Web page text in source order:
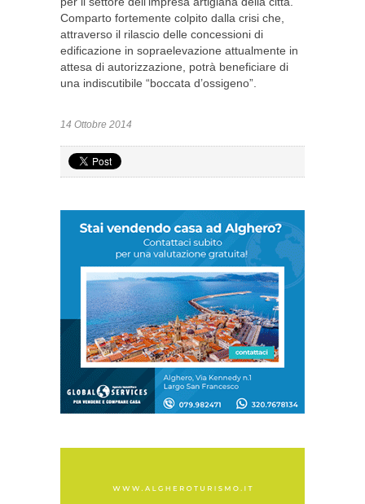
Comparto fortemente colpito dalla crisi che,
attraverso il rilascio delle concessioni di
edificazione in sopraelevazione attualmente in
attesa di autorizzazione, potrà beneficiare di
una indiscutibile “boccata d’ossigeno”.
14 Ottobre 2014